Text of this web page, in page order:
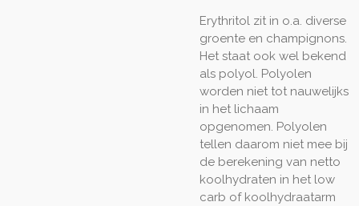
Erythritol zit in o.a. diverse
groente en champignons.
Het staat ook wel bekend
als polyol. Polyolen
worden niet tot nauwelijks
in het lichaam
opgenomen. Polyolen
tellen daarom niet mee bij
de berekening van netto
koolhydraten in het low
carb of koolhydraatarm